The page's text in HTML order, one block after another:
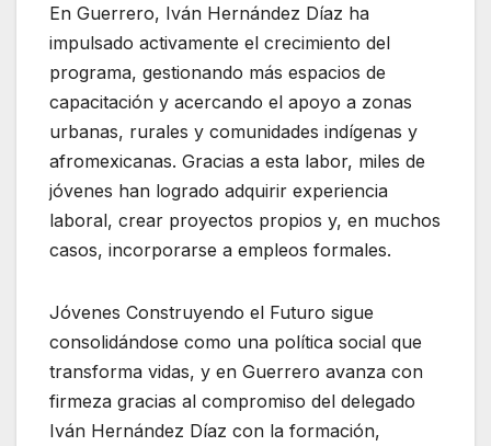
En Guerrero, Iván Hernández Díaz ha
impulsado activamente el crecimiento del
programa, gestionando más espacios de
capacitación y acercando el apoyo a zonas
urbanas, rurales y comunidades indígenas y
afromexicanas. Gracias a esta labor, miles de
jóvenes han logrado adquirir experiencia
laboral, crear proyectos propios y, en muchos
casos, incorporarse a empleos formales.
Jóvenes Construyendo el Futuro sigue
consolidándose como una política social que
transforma vidas, y en Guerrero avanza con
firmeza gracias al compromiso del delegado
Iván Hernández Díaz con la formación,